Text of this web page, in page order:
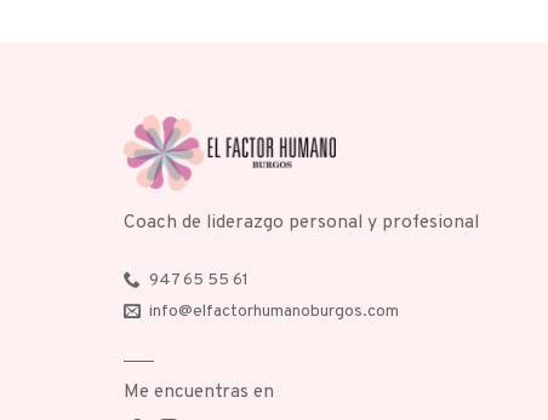
Coach de liderazgo personal y profesional
947 65 55 61
info@elfactorhumanoburgos.com
Me encuentras en